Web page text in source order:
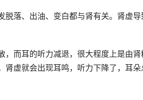
脱落、出油、变白都与肾有关。肾虚
，而耳的听力减退，很大程度上是由
肾虚就会出现耳鸣，听力下降了，耳